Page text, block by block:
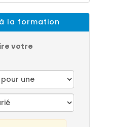
la formation
votre